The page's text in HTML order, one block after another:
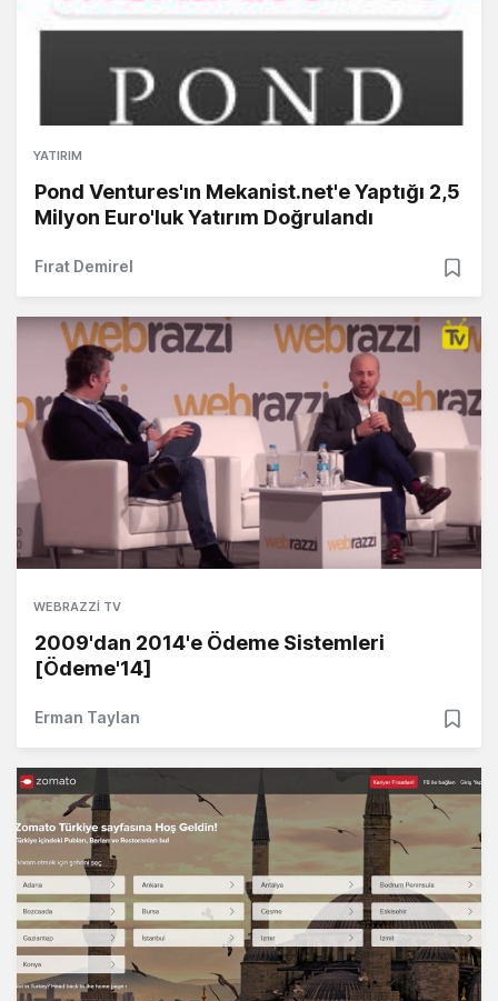
YATIRIM
Pond Ventures'ın Mekanist.net'e Yaptığı 2,5
Milyon Euro'luk Yatırım Doğrulandı
Fırat Demirel
WEBRAZZI TV
2009'dan 2014'e Ödeme Sistemleri
[Ödeme'14]
Erman Taylan